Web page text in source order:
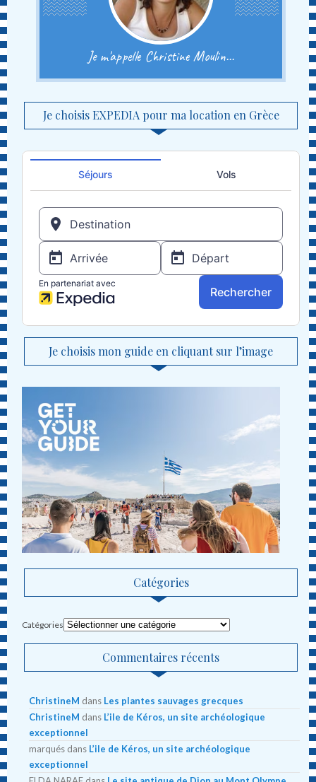
Je m'appelle Christine Moulin...
Je choisis EXPEDIA pour ma location en Grèce
Je choisis mon guide en cliquant sur l’image
Catégories
Catégories
Commentaires récents
ChristineM dans Les plantes sauvages grecques
ChristineM dans L’ile de Kéros, un site archéologique
exceptionnel
marqués dans L’ile de Kéros, un site archéologique
exceptionnel